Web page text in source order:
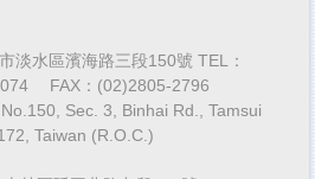
淡水區濱海路三段150號 TEL：
FAX：(02)2805-2796
Sec. 3, Binhai Rd., Tamsui
Taiwan (R.O.C.)